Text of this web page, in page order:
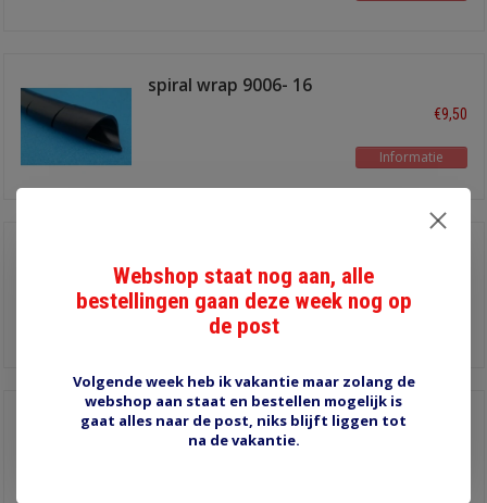
spiral wrap 9006- 16
€9,50
Informatie
mm
lengte 2,4 meter
Cable-eater 14 mm
zwart
Webshop staat nog aan, alle
bestellingen gaan deze week nog op
de post
Volgende week heb ik vakantie maar zolang de
webshop aan staat en bestellen mogelijk is
gaat alles naar de post, niks blijft liggen tot
na de vakantie.